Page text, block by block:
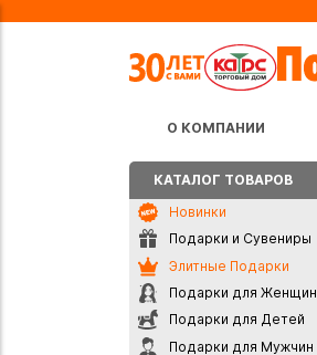
О КОМПАНИИ
КАТАЛОГ ТОВАРОВ
Новинки
Подарки и Сувениры
Элитные Подарки
Подарки для Женщин
Подарки для Детей
Подарки для Мужчин